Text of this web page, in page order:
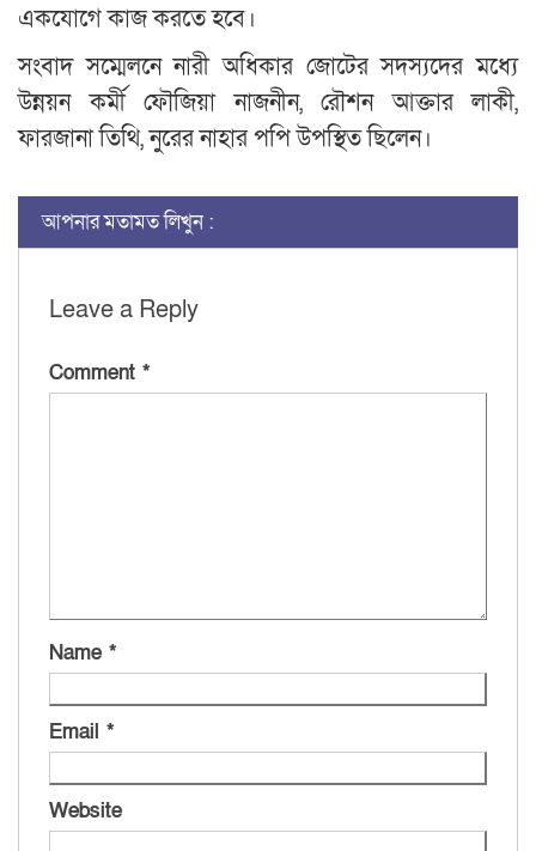
একযোগে কাজ করতে হবে।
সংবাদ সম্মেলনে নারী অধিকার জোটের সদস্যদের মধ্যে
উন্নয়ন কর্মী ফৌজিয়া নাজনীন, রৌশন আক্তার লাকী,
ফারজানা তিথি, নুরের নাহার পপি উপস্থিত ছিলেন।
আপনার মতামত লিখুন :
Leave a Reply
Comment *
Name *
Email *
Website